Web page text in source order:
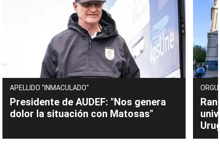
APELLIDO "INMACULADO"
Presidente de AUDEF: "Nos genera
dolor la situación con Matosas"